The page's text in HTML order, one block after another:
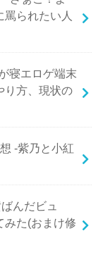
られたい人
寝エロゲ端末
り方、現状の
-紫乃と小紅
んだビュ
みた(おまけ修